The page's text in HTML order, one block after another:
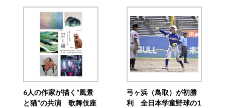
6人の作家が描く“風景
と猫”の共演 歌舞伎座
弓ヶ浜（鳥取）が初勝
利 全日本学童野球の1